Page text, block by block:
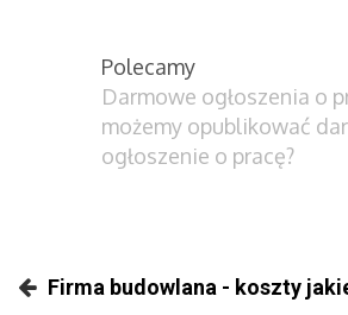
Polecamy
Darmowe ogłoszenia o
możemy opublikować
ogłoszenie o pracę?
Firma budowlana - koszty